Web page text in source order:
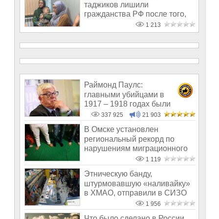
таджиков лишили
гражданства РФ после того,
как они потушили Веч
1 213
Раймонд Паулс:
главными убийцами в
1917 – 1918 годах были
латыши и евреи, а не русс
337 925 21 903
В Омске установлен
региональный рекорд по
нарушениям миграционного
законодательства1 119
Этническую банду,
штурмовавшую «наливайку»
в ХМАО, отправили в СИЗО
1 956